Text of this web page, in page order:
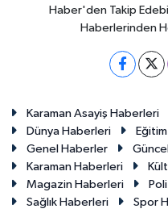
Haber'den Takip
Haberlerinden
Karaman Asayiş Haberleri
Dünya Haberleri
Genel Haberler
Karaman Haberleri
Magazin Haberleri
Sağlık Haberleri
Spor